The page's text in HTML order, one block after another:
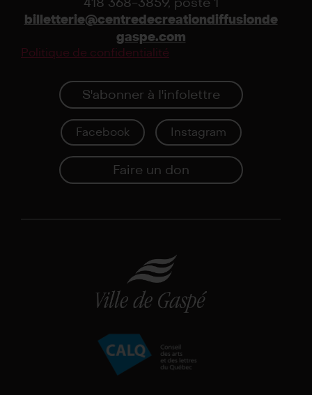
418 368-3859, poste 1
billetterie@centredecreationdiffusionde
gaspe.com
Politique de confidentialité
S'abonner à I'infolettre
Facebook Instagram
Faire un don